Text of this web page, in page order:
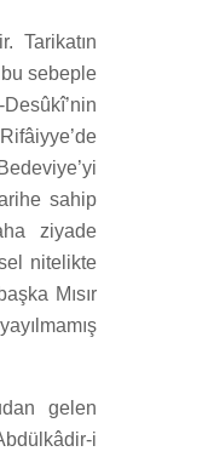
Tarikatın
bu sebeple
sahip
ziyade
nitelikte
Mısır
gelen
i